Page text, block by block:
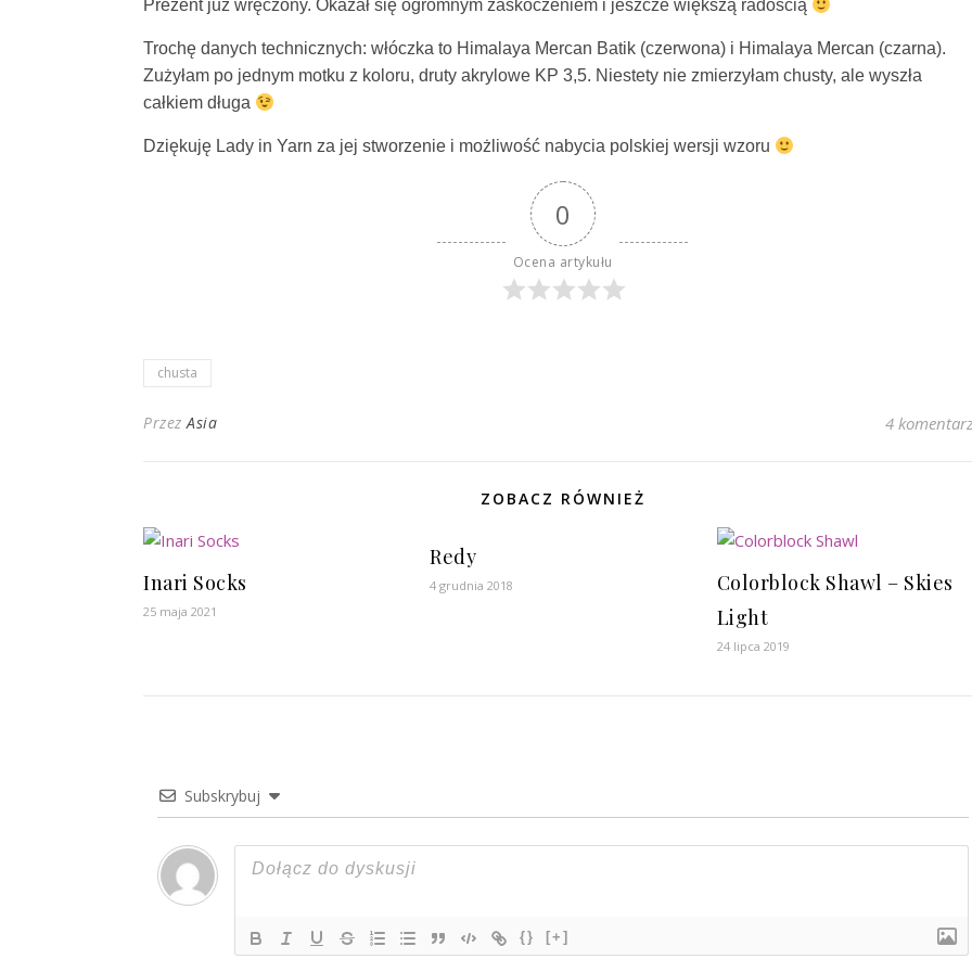
Prezent już wręczony. Okazał się ogromnym zaskoczeniem i jeszcze większą radością
Trochę danych technicznych: włóczka to Himalaya Mercan Batik (czerwona) i Himalaya Mercan (czarna).
Zużyłam po jednym motku z koloru, druty akrylowe KP 3,5. Niestety nie zmierzyłam chusty, ale wyszła
całkiem długa
Dziękuję Lady in Yarn za jej stworzenie i możliwość nabycia polskiej wersji wzoru
0
Ocena artykułu
chusta
PrzezAsia 4
ZOBACZ RÓWNIEŻ
Inari Socks
25 maja 2021
Redy
4 grudnia 2018
Colorblock Shawl – Skies
Light
24 lipca 2019
Subskrybuj
{} [+]